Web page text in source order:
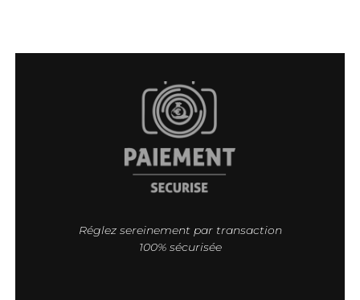
Réglez sereinement par transaction
100% sécurisée